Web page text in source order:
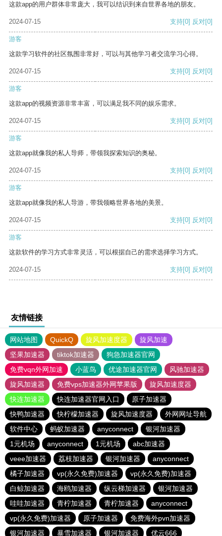
这款app的用户群体非常庞大，我可以结识到来自世界各地的朋友。
2024-07-15 支持[0] 反对[0]
游客
这款学习软件的社区氛围非常好，可以与其他学习者交流学习心得。
2024-07-15 支持[0] 反对[0]
游客
这款app的视频资源非常丰富，可以满足我不同的娱乐需求。
2024-07-15 支持[0] 反对[0]
游客
这款app就像我的私人导师，带领我探索知识的奥秘。
2024-07-15 支持[0] 反对[0]
游客
这款app就像我的私人导游，带我领略世界各地的美景。
2024-07-15 支持[0] 反对[0]
游客
这款软件的学习方式非常灵活，可以根据自己的需求选择学习方式。
2024-07-15 支持[0] 反对[0]
友情链接
网站地图 QuickQ 旋风加速度器
旋风加速
坚果加速器
tiktok加速器
狗急加速器官网
免费vqn外网加速
小蓝鸟 优途加速器官网
风驰加速器
旋风加速器
免费vps加速器外网苹果版
旋风加速度器
快连加速器
快连加速器官网入口
原子加速器
快鸭加速器
快柠檬加速器 旋风加速度器
外网网址导航
软件中心
蚂蚁加速器 anyconnect
银河加速器
1元机场
anyconnect 1元机场
abc加速器
veee加速器
荔枝加速器 银河加速器
anyconnect
橘子加速器
vp(永久免费)加速器
vp(永久免费)加速器
白鲸加速器
海鸥加速器 纵云梯加速器
银河加速器
哇哇加速器
青柠加速器 青柠加速器
anyconnect
vp(永久免费)加速器
原子加速器
免费海外pvn加速器
银河加速器
暴雪加速器 银河加速器 优云666